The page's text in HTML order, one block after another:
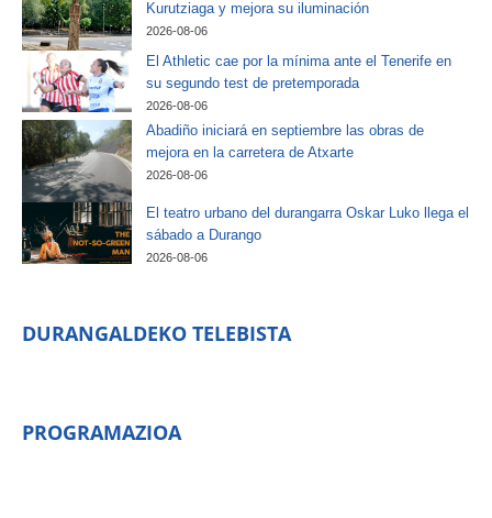
Kurutziaga y mejora su iluminación
2026-08-06
El Athletic cae por la mínima ante el Tenerife en
su segundo test de pretemporada
2026-08-06
Abadiño iniciará en septiembre las obras de
mejora en la carretera de Atxarte
2026-08-06
El teatro urbano del durangarra Oskar Luko llega el
sábado a Durango
2026-08-06
DURANGALDEKO TELEBISTA
PROGRAMAZIOA